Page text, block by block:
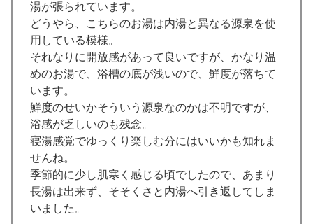
湯が張られています。
どうやら、こちらのお湯は内湯と異なる源泉を使
用している模様。
それなりに開放感があって良いですが、かなり温
めのお湯で、浴槽の底が浅いので、鮮度が落ちて
います。
鮮度のせいかそういう源泉なのかは不明ですが、
浴感が乏しいのも残念。
寝湯感覚でゆっくり楽しむ分にはいいかも知れま
せんね。
季節的に少し肌寒く感じる頃でしたので、あまり
長湯は出来ず、そそくさと内湯へ引き返してしま
いました。